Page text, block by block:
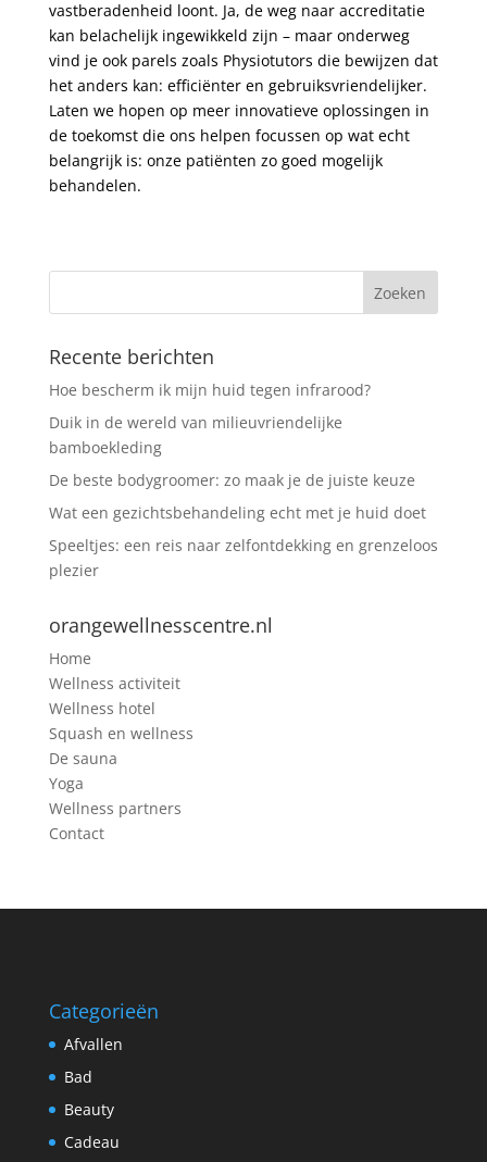
vastberadenheid loont. Ja, de weg naar accreditatie
kan belachelijk ingewikkeld zijn – maar onderweg
vind je ook parels zoals Physiotutors die bewijzen dat
het anders kan: efficiënter en gebruiksvriendelijker.
Laten we hopen op meer innovatieve oplossingen in
de toekomst die ons helpen focussen op wat echt
belangrijk is: onze patiënten zo goed mogelijk
behandelen.
Recente berichten
Hoe bescherm ik mijn huid tegen infrarood?
Duik in de wereld van milieuvriendelijke
bamboekleding
De beste bodygroomer: zo maak je de juiste keuze
Wat een gezichtsbehandeling echt met je huid doet
Speeltjes: een reis naar zelfontdekking en grenzeloos
plezier
orangewellnesscentre.nl
Home
Wellness activiteit
Wellness hotel
Squash en wellness
De sauna
Yoga
Wellness partners
Contact
Categorieën
Afvallen
Bad
Beauty
Cadeau